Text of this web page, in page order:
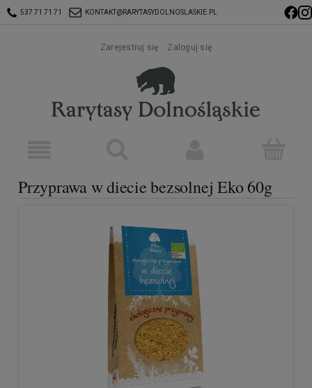
537 71 71 71 KONTAKT@RARYTASYDOLNOSLASKIE.PL
Zarejestruj się Zaloguj się
Przyprawa w diecie bezsolnej Eko 60g